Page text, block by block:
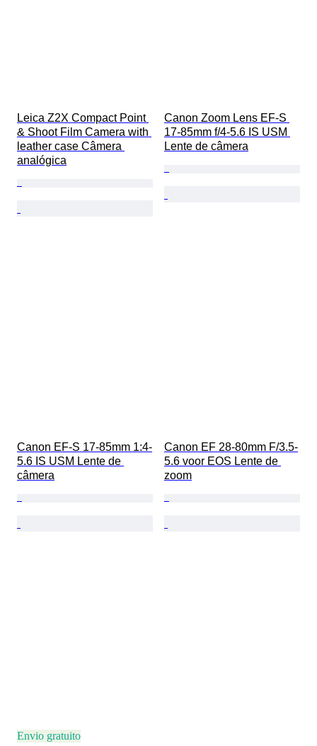
Leica Z2X Compact Point
& Shoot Film Camera with
leather case Câmera
analógica
Canon Zoom Lens EF-S
17-85mm f/4-5.6 IS USM
Lente de câmera
Canon EF-S 17-85mm 1:4-
5.6 IS USM Lente de
câmera
Canon EF 28-80mm F/3.5-
5.6 voor EOS Lente de
zoom
Envio gratuito